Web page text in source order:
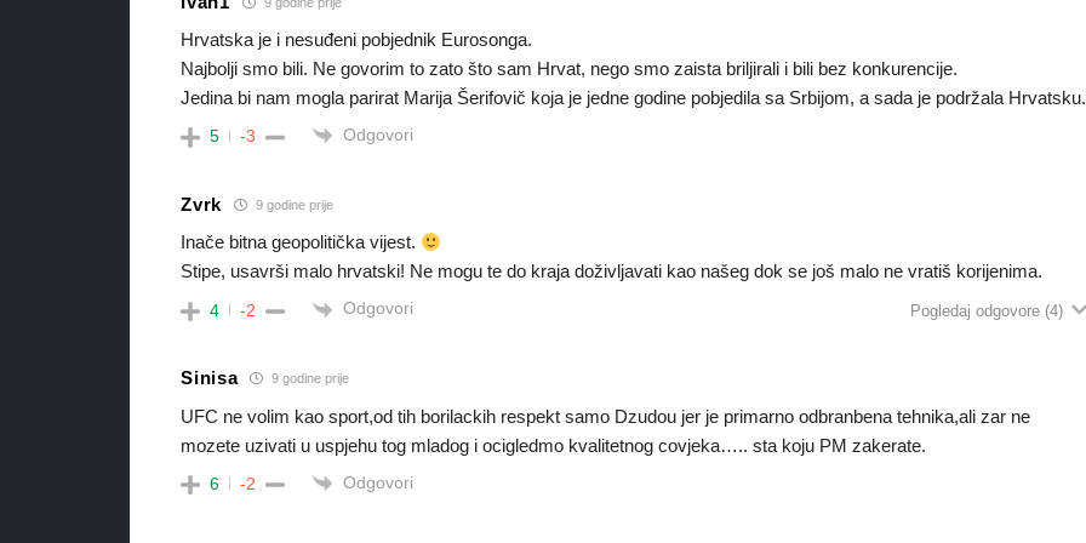
Hrvatska je i nesuđeni pobjednik Eurosonga.
Najbolji smo bili. Ne govorim to zato što sam Hrvat, nego smo zaista briljirali i bili bez konkurencije.
Jedina bi nam mogla parirat Marija Šerifovič koja je jedne godine pobjedila sa Srbijom, a sada je podržala Hrvatsku.
5 -3 Odgovori
Zvrk 9 godine prije
Inače bitna geopolitička vijest.
Stipe, usavrši malo hrvatski! Ne mogu te do kraja doživljavati kao našeg dok se još malo ne vratiš korijenima.
4 -2 Odgovori Pogledaj odgovore (4)
Sinisa 9 godine prije
UFC ne volim kao sport,od tih borilackih respekt samo Dzudou jer je primarno odbranbena tehnika,ali zar ne
mozete uzivati u uspjehu tog mladog i ocigledmo kvalitetnog covjeka….. sta koju PM zakerate.
6 -2 Odgovori